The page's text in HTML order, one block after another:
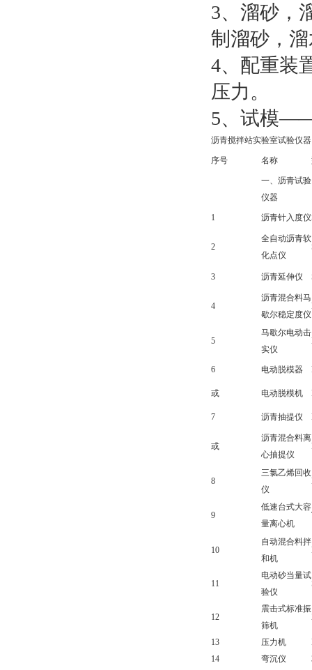
3、溜砂，
制溜砂，
4、配重装
压力。
5、试模
沥青搅拌站实验室试验仪器
序号 名称
一、沥青试验
仪器
1 沥青针入度仪
2
全自动沥青软
化点仪
3 沥青延伸仪
4
沥青混合料马
歇尔稳定度仪
5
马歇尔电动击
实仪
6 电动脱模器
或 电动脱模机
7 沥青抽提仪
或
沥青混合料离
心抽提仪
8
三氯乙烯回收
仪
9
低速台式大容
量离心机
10
自动混合料拌
和机
11
电动砂当量试
验仪
12
震击式标准振
筛机
13 压力机
14
弯沉仪